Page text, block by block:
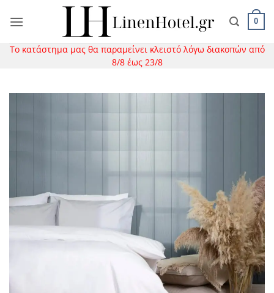
στο
0
Το κατάστημα μας θα παραμείνει κλειστό λόγω διακοπών από
8/8 έως 23/8